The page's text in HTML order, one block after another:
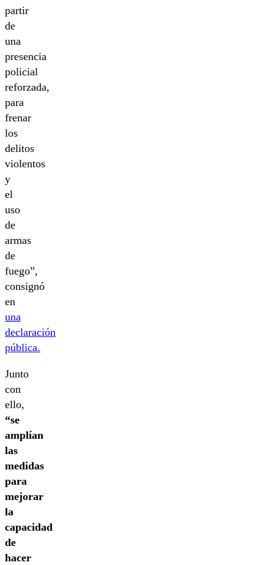
partir
de
una
presencia
policial
reforzada,
para
frenar
los
delitos
violentos
y
el
uso
de
armas
de
fuego”,
consignó
en
una
declaración
pública.
Junto
con
ello,
“se
amplían
las
medidas
para
mejorar
la
capacidad
de
hacer